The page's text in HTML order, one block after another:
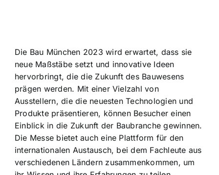
Die Bau München 2023 wird erwartet, dass sie
neue Maßstäbe setzt und innovative Ideen
hervorbringt, die die Zukunft des Bauwesens
prägen werden. Mit einer Vielzahl von
Ausstellern, die die neuesten Technologien und
Produkte präsentieren, können Besucher einen
Einblick in die Zukunft der Baubranche gewinnen.
Die Messe bietet auch eine Plattform für den
internationalen Austausch, bei dem Fachleute aus
verschiedenen Ländern zusammenkommen, um